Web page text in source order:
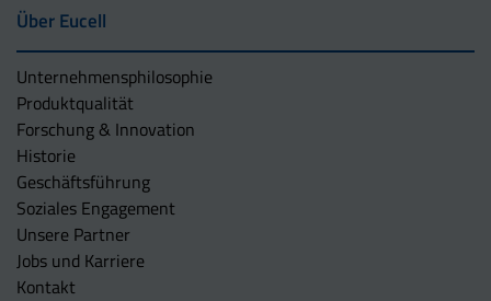
Über Eucell
Unternehmens­philosophie
Produktqualität
Forschung & Innovation
Historie
Geschäftsführung
Soziales Engagement
Unsere Partner
Jobs und Karriere
Kontakt